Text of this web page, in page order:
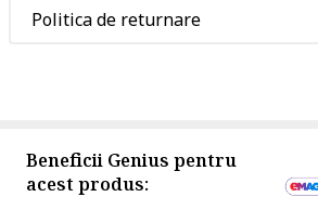
Politica de returnare
Beneficii Genius pentru
acest produs: